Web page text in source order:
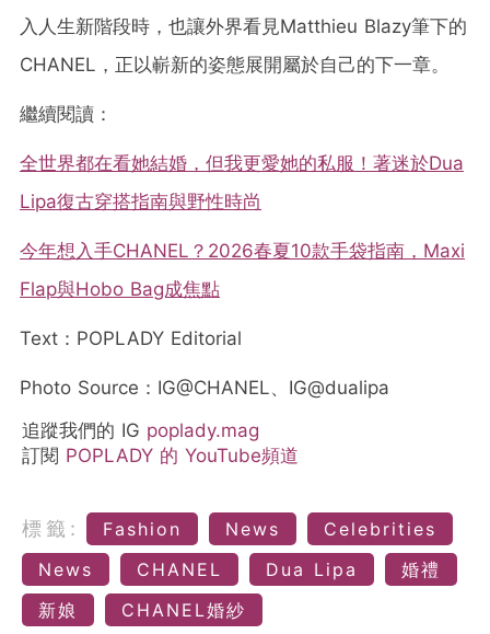
入人生新階段時，也讓外界看見Matthieu Blazy筆下的
CHANEL，正以嶄新的姿態展開屬於自己的下一章。
繼續閱讀：
全世界都在看她結婚，但我更愛她的私服！著迷於Dua
Lipa復古穿搭指南與野性時尚
今年想入手CHANEL？2026春夏10款手袋指南，Maxi
Flap與Hobo Bag成焦點
Text：POPLADY Editorial
Photo Source：IG@CHANEL、IG@dualipa
追蹤我們的 IG poplady.mag
訂閱 POPLADY 的 YouTube頻道
標籤: Fashion News
Celebrities
News
CHANEL Dua Lipa
婚禮
新娘
CHANEL婚紗